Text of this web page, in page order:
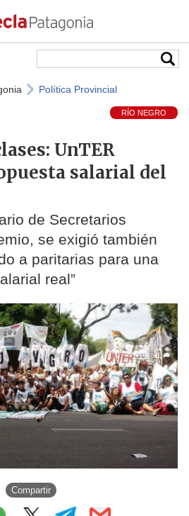
Política Provincial
RÍO NEGRO
UnTER
salarial del
de Secretarios
se exigió también
a paritarias para una
real”
Compartir